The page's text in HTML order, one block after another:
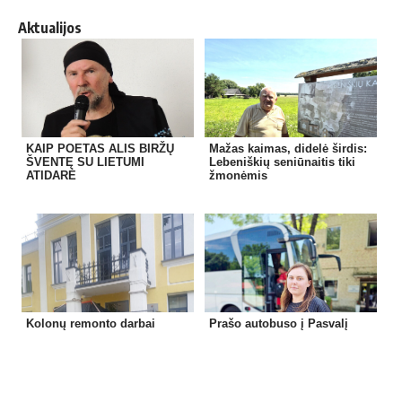
Aktualijos
KAIP POETAS ALIS BIRŽŲ
ŠVENTĘ SU LIETUMI
ATIDARĖ
Mažas kaimas, didelė širdis:
Lebeniškių seniūnaitis tiki
žmonėmis
Kolonų remonto darbai Prašo autobuso į Pasvalį